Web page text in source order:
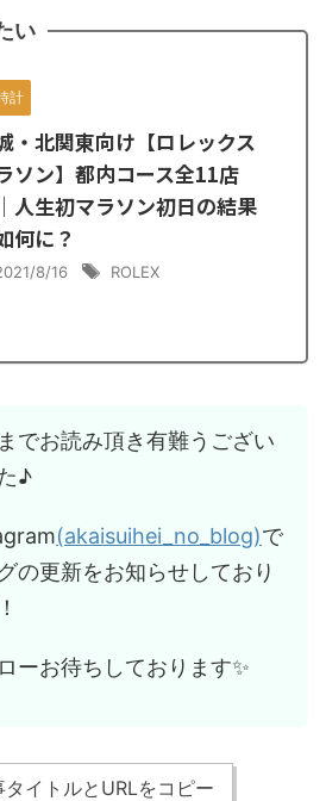
い
計
・北関東向け【ロレックス
ソン】都内コース全11店
人生初マラソン初日の結果
何に？
8/16 ROLEX
でお読み頂き有難うござい
♪
(akaisuihei_no_blog)で
の更新をお知らせしており
ーお待ちしております✨
タイトルとURLをコピー